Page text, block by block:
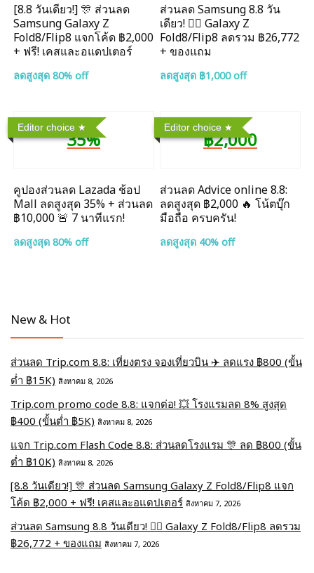
[8.8 วันเดียว!] 🎊 ส่วนลด
Samsung Galaxy Z
Fold8/Flip8 แจกโค้ด ฿2,000
+ ฟรี! เคสและอแดปเตอร์
ลดสูงสุด 80% off
ส่วนลด Samsung 8.8 วัน
เดียว! ❤️‍🔥 Galaxy Z
Fold8/Flip8 ลดรวม ฿26,772
+ ของแถม
ลดสูงสุด ฿1,000 off
Editor choice
35%
คูปองส่วนลด Lazada ช้อป
Mall ลดสูงสุด 35% + ส่วนลด
฿10,000 🚨 7 นาทีแรก!
ลดสูงสุด 80% off
Editor choice
฿2,000
ส่วนลด Advice online 8.8:
ลดสูงสุด ฿2,000 🔥 โน้ตบุ๊ก
มือถือ ครบครัน!
ลดสูงสุด 40% off
New & Hot
ส่วนลด Trip.com 8.8: เที่ยงตรง จองเที่ยวบิน ✈️ ลดแรง ฿800 (ขั้น
ต่ำ ฿15K) สิงหาคม 8, 2026
Trip.com promo code 8.8: แจกต่อ! 💥 โรงแรมลด 8% สูงสุด
฿400 (ขั้นต่ำ ฿5K) สิงหาคม 8, 2026
แจก Trip.com Flash Code 8.8: ส่วนลดโรงแรม 🎊 ลด ฿800 (ขั้น
ต่ำ ฿10K) สิงหาคม 8, 2026
[8.8 วันเดียว!] 🎊 ส่วนลด Samsung Galaxy Z Fold8/Flip8 แจก
โค้ด ฿2,000 + ฟรี! เคสและอแดปเตอร์ สิงหาคม 7, 2026
ส่วนลด Samsung 8.8 วันเดียว! ❤️‍🔥 Galaxy Z Fold8/Flip8 ลดรวม
฿26,772 + ของแถม สิงหาคม 7, 2026